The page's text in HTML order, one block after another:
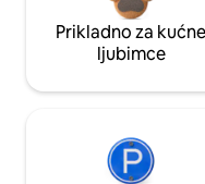
Prikladno za kućne
ljubimce